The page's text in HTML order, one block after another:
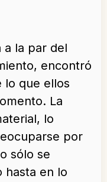
a la par del
encontró
lo que ellos
La
lo
por
sólo se
hasta en lo